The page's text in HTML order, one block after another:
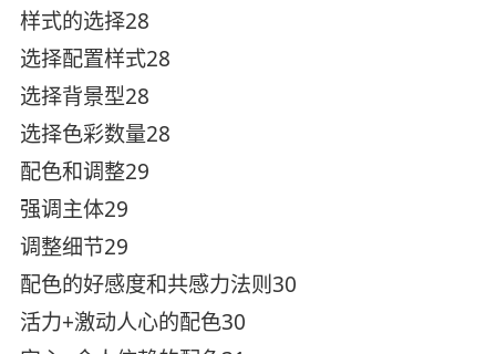
样式的选择28
选择配置样式28
选择背景型28
选择色彩数量28
配色和调整29
强调主体29
调整细节29
配色的好感度和共感力法则30
活力+激动人心的配色30